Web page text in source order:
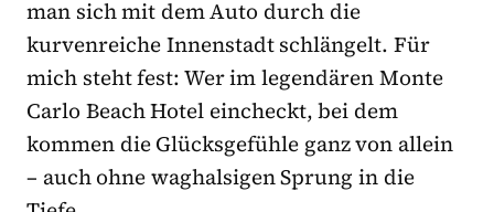
man sich mit dem Auto durch die
kurvenreiche Innenstadt schlängelt. Für
mich steht fest: Wer im legendären Monte
Carlo Beach Hotel eincheckt, bei dem
kommen die Glücksgefühle ganz von allein
– auch ohne waghalsigen Sprung in die